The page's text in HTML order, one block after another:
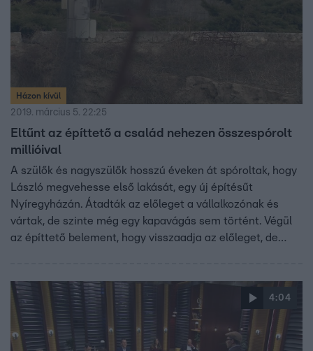
Házon kívül
2019. március 5. 22:25
Eltűnt az építtető a család nehezen összespórolt
millióival
A szülők és nagyszülők hosszú éveken át spóroltak, hogy
László megvehesse első lakását, egy új építésűt
Nyíregyházán. Átadták az előleget a vállalkozónak és
vártak, de szinte még egy kapavágás sem történt. Végül
az építtető belement, hogy visszaadja az előleget, de
4:04